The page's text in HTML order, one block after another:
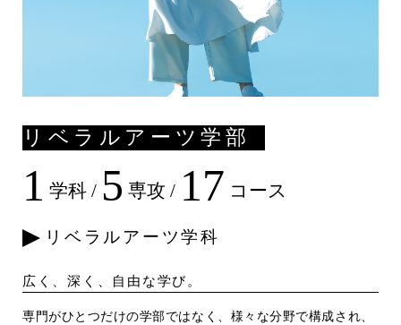
リベラルアーツ学部
1 学科 / 5 専攻 / 17 コース
リベラルアーツ学科
広く、深く、自由な学び。
専門がひとつだけの学部ではなく、様々な分野で構成され、